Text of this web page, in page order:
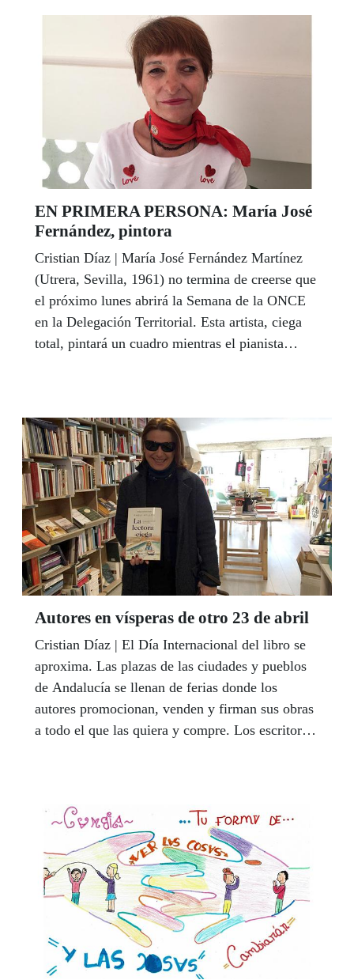
vendedores con suerte este mes...
EN PRIMERA PERSONA: María José
Fernández, pintora
Cristian Díaz | María José Fernández Martínez
(Utrera, Sevilla, 1961) no termina de creerse que
el próximo lunes abrirá la Semana de la ONCE
en la Delegación Territorial. Esta artista, ciega
total, pintará un cuadro mientras el pianista
Fernández es una mujer sencilla que le gusta
pasar tiempo con sus amigos, cocinar y practicar
deporte en el gimnasio. La utrerana, sin
embargo, tiene una pasión que ocupa la mayor
parte de sus pensamientos: el arte. Admira a
Sorolla, dibuja sin parar y sus exposiciones se
cuentan como éxitos.
Autores en vísperas de otro 23 de abril
Cristian Díaz | El Día Internacional del libro se
aproxima. Las plazas de las ciudades y pueblos
de Andalucía se llenan de ferias donde los
autores promocionan, venden y firman sus obras
a todo el que las quiera y compre. Los escritores
David Aguilera son solo un ejemplo y vivirán
muy intensamente la jornada festiva del 23 de
abril alrededor de sus textos.